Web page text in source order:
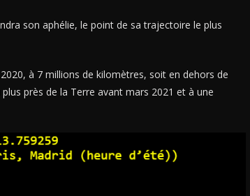
son aphélie, le point de sa trajectoire le plus
à 7 millions de kilomètres, soit en dehors de
près de la Terre avant mars 2021 et à une